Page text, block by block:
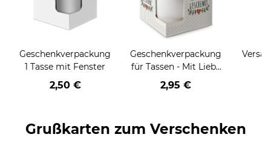
Geschenkverpackung
1 Tasse mit Fenster
2,50 €
Geschenkverpackung
für Tassen - Mit Liebe
geschenkt
2,95 €
Grußkarten zum Verschenken